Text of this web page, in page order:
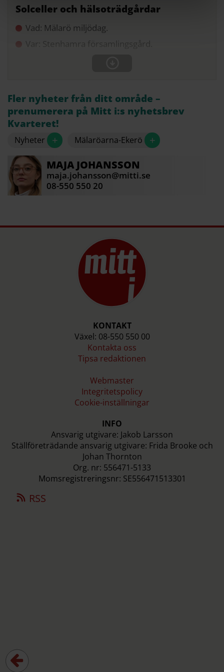
Solceller och hälsoträdgårdar
Vad: Mälarö miljödag.
Var: Stenhamra församlingsgård.
Fler nyheter från ditt område –
prenumerera på Mitt i:s nyhetsbrev
Kvarteret!
Nyheter + Mälaröarna-Ekerö +
MAJA JOHANSSON
maja.johansson@mitti.se
08-550 550 20
KONTAKT
Växel: 08-550 550 00
Kontakta oss
Tipsa redaktionen
Webmaster
Integritetspolicy
Cookie-inställningar
INFO
Ansvarig utgivare: Jakob Larsson
Ställföreträdande ansvarig utgivare: Frida Brooke och
Johan Thornton
Org. nr: 556471-5133
Momsregistreringsnr: SE556471513301
RSS